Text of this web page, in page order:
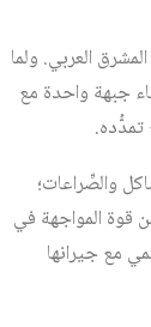
العربي. ولما
جبهة واحدة مع
تمدُّده.
والصِّراعات؛
قوة المواجهة في
مع جيرانها